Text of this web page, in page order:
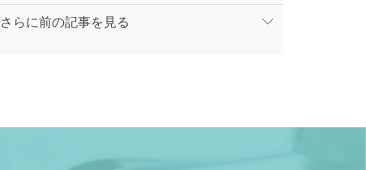
さらに前の記事を見る